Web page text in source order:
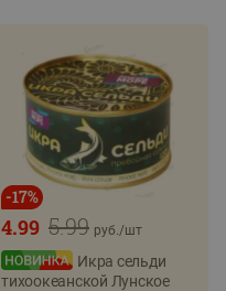
-17%
5.99
4.99 руб./шт
Икра сельди
тихоокеанской Лунское